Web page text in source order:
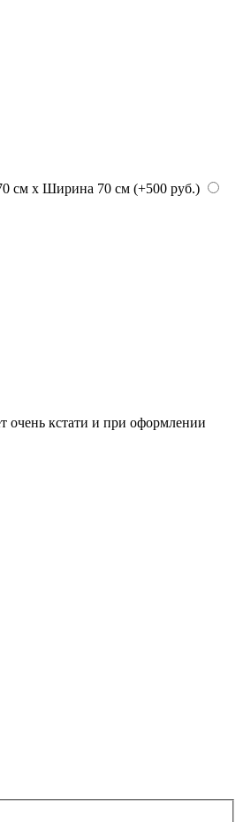
см х Ширина 70 см (+500 руб.)
очень кстати и при оформлении